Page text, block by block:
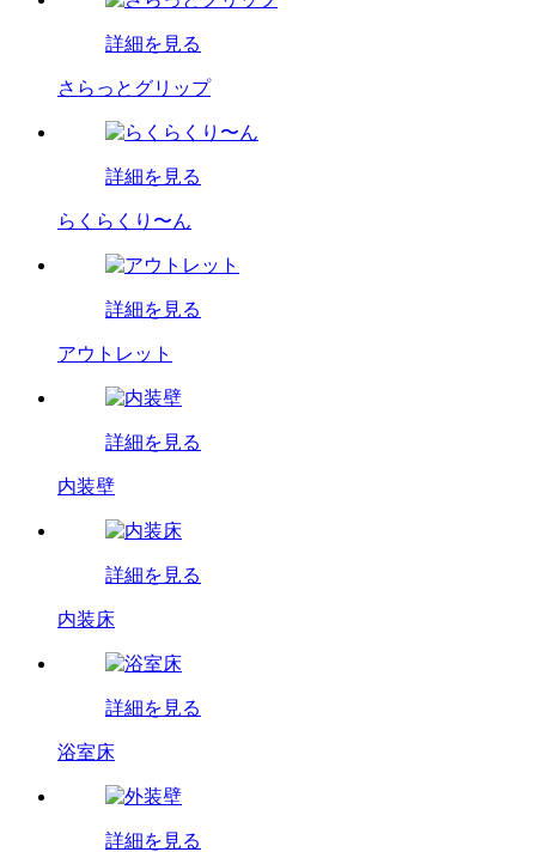
詳細を見る
さらっとグリップ
詳細を見る
らくらくり〜ん
詳細を見る
アウトレット
詳細を見る
内装壁
詳細を見る
内装床
詳細を見る
浴室床
詳細を見る